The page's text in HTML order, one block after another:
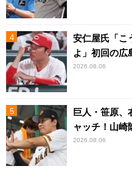
安仁屋氏「こ
よ」初回の広
2026.08.06
巨人・笹原、
ャッチ！山崎
2026.08.06